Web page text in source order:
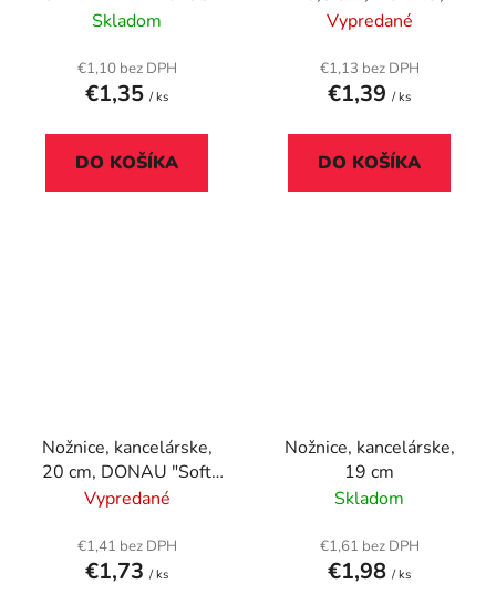
965", mix farieb
Skladom
€1,10 bez DPH
€1,35 / ks
DO KOŠÍKA
čierne
Vypredané
€1,13 bez DPH
€1,39 / ks
DO KOŠÍKA
Nožnice, kancelárske,
20 cm, DONAU "Soft
Grip", čierne - modré
Vypredané
€1,41 bez DPH
€1,73 / ks
Nožnice, kancelárske,
19 cm
Skladom
€1,61 bez DPH
€1,98 / ks